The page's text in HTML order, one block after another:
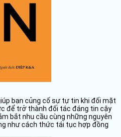
bạn củng cố sự tự tin khi đối mặt
để trở thành đối tác đáng tin cậy
bắt nhu cầu cùng những nguyên
như cách thức tái tục hợp đồng